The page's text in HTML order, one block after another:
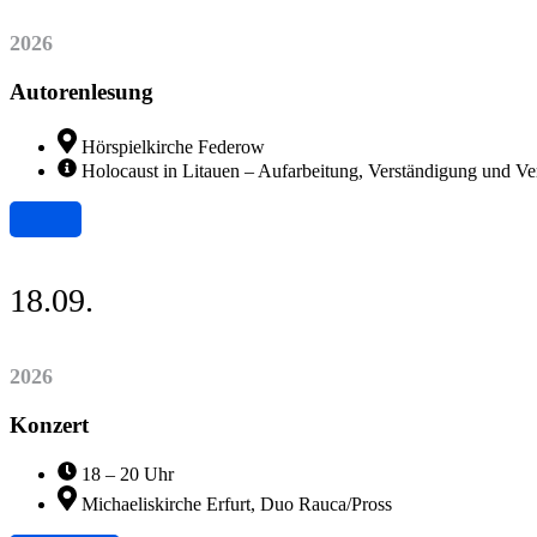
2026
Autorenlesung
Hörspielkirche Federow
Holocaust in Litauen – Aufarbeitung, Verständigung und
18.09.
2026
Konzert
18 – 20 Uhr
Michaeliskirche Erfurt, Duo Rauca/Pross